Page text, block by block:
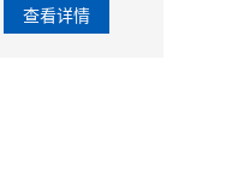
查看详情